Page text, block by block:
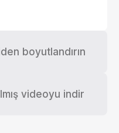
boyutlandırın
videoyu indir